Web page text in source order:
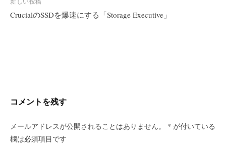
ナ
CrucialのSSDを爆速にする「Storage Executive」
コメントを残す
メールアドレスが公開されることはありません。 * が付いている
欄は必須項目です